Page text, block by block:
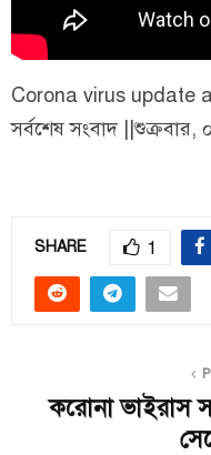
Corona virus update
সর্বশেষ সংবাদ ||শুক্রবার,
SHARE 1
করোনা ভাইরাস